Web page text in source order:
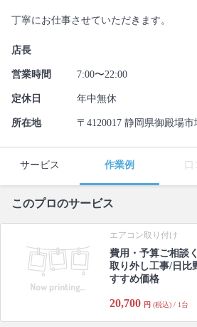
丁寧にお仕事させていただきます。
店長
営業時間 7:00〜22:00
定休日 年中無休
所在地 〒4120017 静岡県御殿場市
サービス 作業例 口
このプロのサービス
エアコン取り付け
費用・予算ご相談
取り外し工事/日比
すすめ価格
20,700 円 (税込) / 1台